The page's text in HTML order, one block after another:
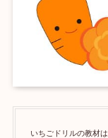
いちごドリルの教材は